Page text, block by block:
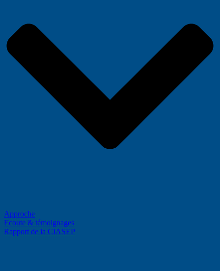
Approche
Ecoute & témoignages
Rapport de la CIASEP